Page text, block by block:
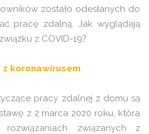
zostało odesłanych do
pracę zdalną. Jak wyglądają
z COVID-19?
z koronawirusem
pracy zdalnej z domu są
z 2 marca 2020 roku, która
związanych z